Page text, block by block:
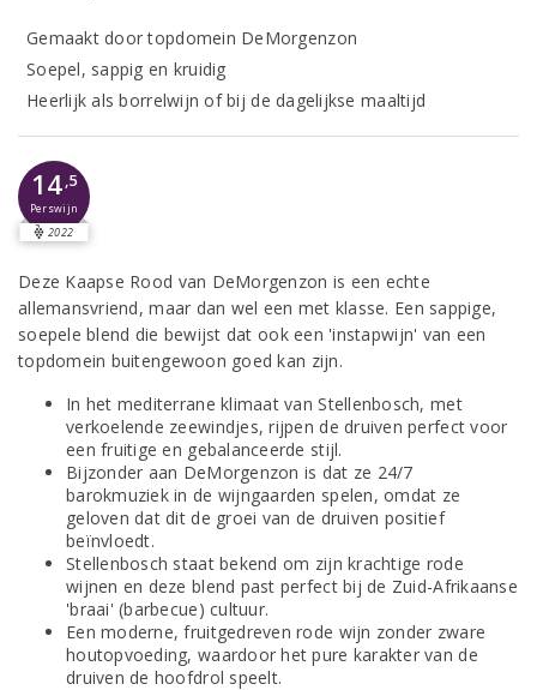
Gemaakt door topdomein DeMorgenzon
Soepel, sappig en kruidig
Heerlijk als borrelwijn of bij de dagelijkse maaltijd
14,5
Perswijn
2022
Deze Kaapse Rood van DeMorgenzon is een echte
allemansvriend, maar dan wel een met klasse. Een sappige,
soepele blend die bewijst dat ook een 'instapwijn' van een
topdomein buitengewoon goed kan zijn.
In het mediterrane klimaat van Stellenbosch, met
verkoelende zeewindjes, rijpen de druiven perfect voor
een fruitige en gebalanceerde stijl.
Bijzonder aan DeMorgenzon is dat ze 24/7
barokmuziek in de wijngaarden spelen, omdat ze
geloven dat dit de groei van de druiven positief
beïnvloedt.
Stellenbosch staat bekend om zijn krachtige rode
wijnen en deze blend past perfect bij de Zuid-Afrikaanse
'braai' (barbecue) cultuur.
Een moderne, fruitgedreven rode wijn zonder zware
houtopvoeding, waardoor het pure karakter van de
druiven de hoofdrol speelt.